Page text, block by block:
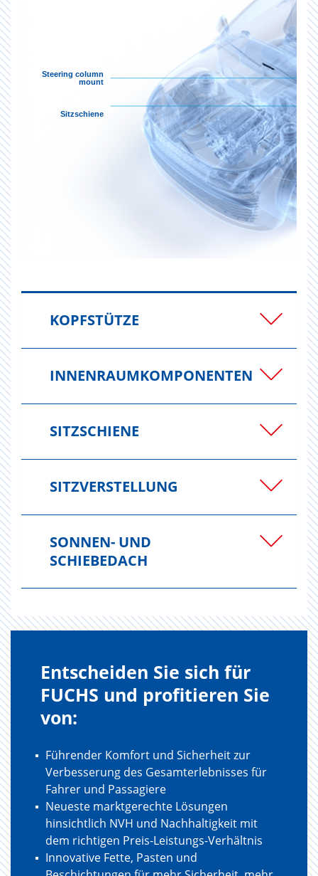
Sitzschiene
Steering column
mount
KOPFSTÜTZE
INNENRAUMKOMPONENTEN
SITZSCHIENE
SITZVERSTELLUNG
SONNEN- UND
SCHIEBEDACH
Entscheiden Sie sich für
FUCHS und profitieren Sie
von:
Führender Komfort und Sicherheit zur
Verbesserung des Gesamterlebnisses für
Fahrer und Passagiere
Neueste marktgerechte Lösungen
hinsichtlich NVH und Nachhaltigkeit mit
dem richtigen Preis-Leistungs-Verhältnis
Innovative Fette, Pasten und